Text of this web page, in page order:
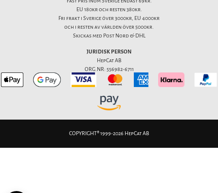
EU 180kr och resten 380kr.
Fri frakt i Sverige över 3000kr, EU 4000kr
och i resten av världen över 5000kr.
Skickas med Post Nord & DHL
JURIDISK PERSON
HepCat AB
ORG.NR: 556982-6711
COPYRIGHT® 1999-2026 HepCat AB